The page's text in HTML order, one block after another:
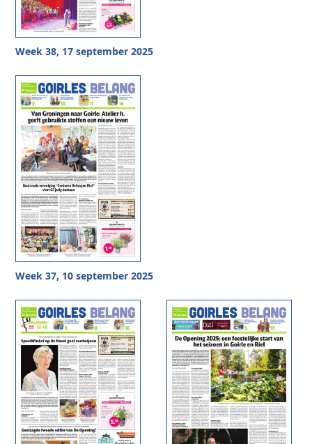
Week 38, 17 september 2025
Week 37, 10 september 2025